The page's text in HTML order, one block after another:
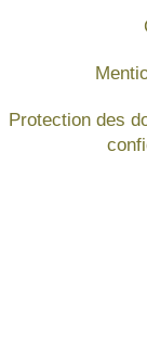
Protection des